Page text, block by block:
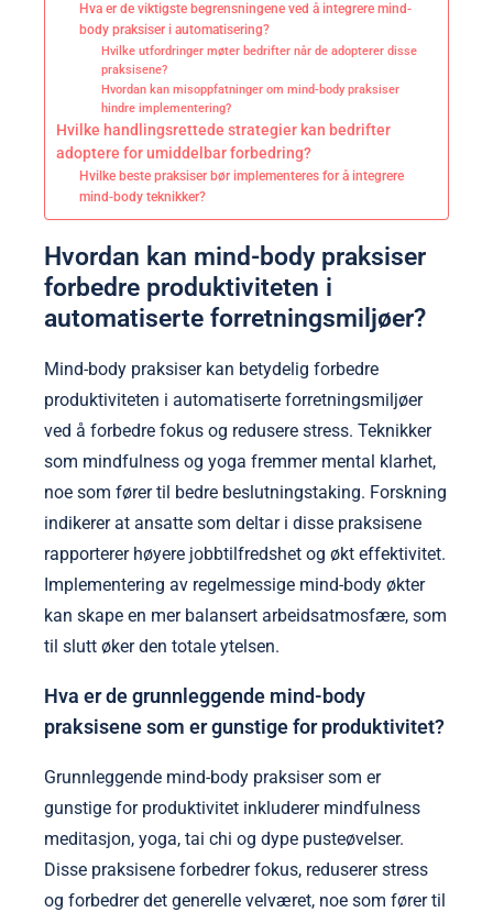
Hva er de viktigste begrensningene ved å integrere mind-
body praksiser i automatisering?
Hvilke utfordringer møter bedrifter når de adopterer disse
praksisene?
Hvordan kan misoppfatninger om mind-body praksiser
hindre implementering?
Hvilke handlingsrettede strategier kan bedrifter
adoptere for umiddelbar forbedring?
Hvilke beste praksiser bør implementeres for å integrere
mind-body teknikker?
Hvordan kan mind-body praksiser
forbedre produktiviteten i
automatiserte forretningsmiljøer?
Mind-body praksiser kan betydelig forbedre
produktiviteten i automatiserte forretningsmiljøer
ved å forbedre fokus og redusere stress. Teknikker
som mindfulness og yoga fremmer mental klarhet,
noe som fører til bedre beslutningstaking. Forskning
indikerer at ansatte som deltar i disse praksisene
rapporterer høyere jobbtilfredshet og økt effektivitet.
Implementering av regelmessige mind-body økter
kan skape en mer balansert arbeidsatmosfære, som
til slutt øker den totale ytelsen.
Hva er de grunnleggende mind-body
praksisene som er gunstige for produktivitet?
Grunnleggende mind-body praksiser som er
gunstige for produktivitet inkluderer mindfulness
meditasjon, yoga, tai chi og dype pusteøvelser.
Disse praksisene forbedrer fokus, reduserer stress
og forbedrer det generelle velværet, noe som fører til